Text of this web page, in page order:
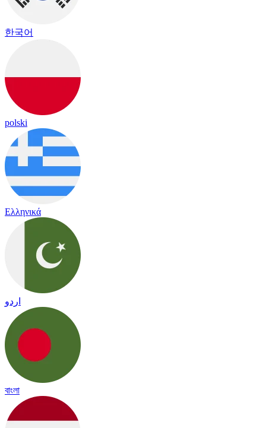
한국어
polski
Ελληνικά
اردو
বাংলা